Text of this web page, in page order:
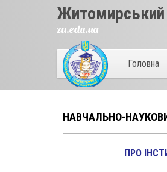
Житомирський
zu.edu.ua
Головна
НАВЧАЛЬНО-
ПРО